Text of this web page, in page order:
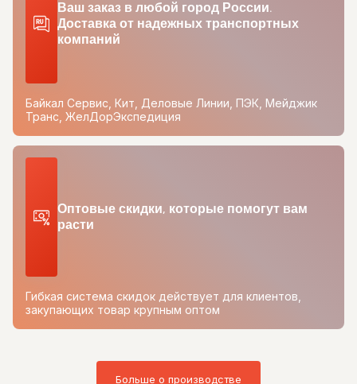
Ваш заказ в любой город России.
Доставка от надежных транспортных
компаний
Байкал Сервис, Кит, Деловые Линии, ПЭК, Мейджик
Транс, ЖелДорЭкспедиция
Оптовые скидки, которые помогут вам
расти
Гибкая система скидок действует для клиентов,
закупающих товар крупным оптом
Больше о производстве